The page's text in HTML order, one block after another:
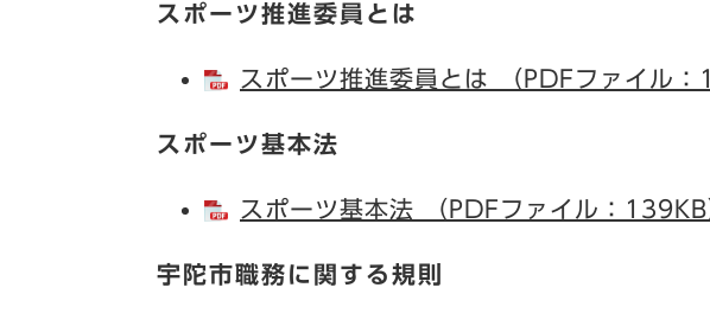
スポーツ推進委員とは
スポーツ推進委員とは （PDFファイル：
スポーツ基本法
スポーツ基本法 （PDFファイル：139KB
宇陀市職務に関する規則